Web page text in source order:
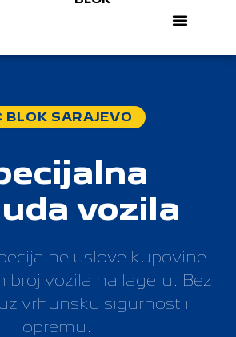
BLOK SARAJEVO
vozila
uslove kupovine
broj vozila na lageru. Bez
vrhunsku sigurnost i
opremu.